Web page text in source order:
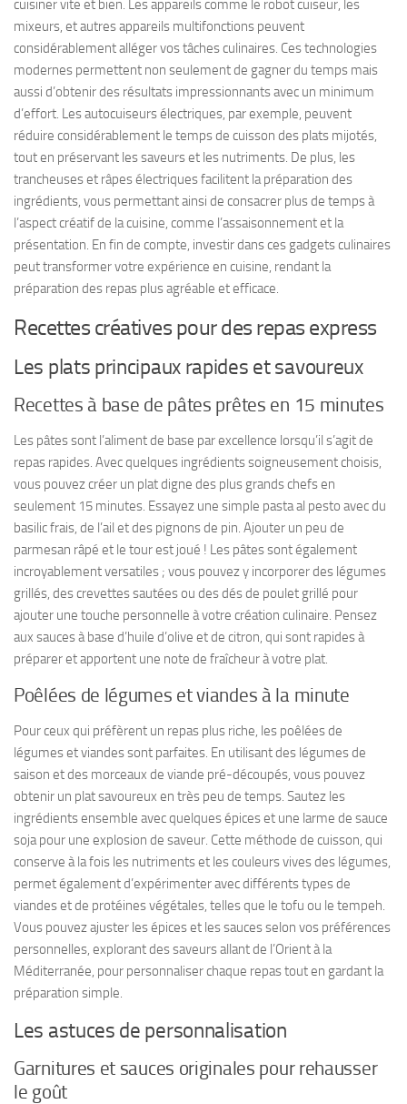
cuisiner vite et bien. Les appareils comme le robot cuiseur, les
mixeurs, et autres appareils multifonctions peuvent
considérablement alléger vos tâches culinaires. Ces technologies
modernes permettent non seulement de gagner du temps mais
aussi d’obtenir des résultats impressionnants avec un minimum
d’effort. Les autocuiseurs électriques, par exemple, peuvent
réduire considérablement le temps de cuisson des plats mijotés,
tout en préservant les saveurs et les nutriments. De plus, les
trancheuses et râpes électriques facilitent la préparation des
ingrédients, vous permettant ainsi de consacrer plus de temps à
l’aspect créatif de la cuisine, comme l’assaisonnement et la
présentation. En fin de compte, investir dans ces gadgets culinaires
peut transformer votre expérience en cuisine, rendant la
préparation des repas plus agréable et efficace.
Recettes créatives pour des repas express
Les plats principaux rapides et savoureux
Recettes à base de pâtes prêtes en 15 minutes
Les pâtes sont l’aliment de base par excellence lorsqu’il s’agit de
repas rapides. Avec quelques ingrédients soigneusement choisis,
vous pouvez créer un plat digne des plus grands chefs en
seulement 15 minutes. Essayez une simple pasta al pesto avec du
basilic frais, de l’ail et des pignons de pin. Ajouter un peu de
parmesan râpé et le tour est joué ! Les pâtes sont également
incroyablement versatiles ; vous pouvez y incorporer des légumes
grillés, des crevettes sautées ou des dés de poulet grillé pour
ajouter une touche personnelle à votre création culinaire. Pensez
aux sauces à base d’huile d’olive et de citron, qui sont rapides à
préparer et apportent une note de fraîcheur à votre plat.
Poêlées de légumes et viandes à la minute
Pour ceux qui préfèrent un repas plus riche, les poêlées de
légumes et viandes sont parfaites. En utilisant des légumes de
saison et des morceaux de viande pré-découpés, vous pouvez
obtenir un plat savoureux en très peu de temps. Sautez les
ingrédients ensemble avec quelques épices et une larme de sauce
soja pour une explosion de saveur. Cette méthode de cuisson, qui
conserve à la fois les nutriments et les couleurs vives des légumes,
permet également d’expérimenter avec différents types de
viandes et de protéines végétales, telles que le tofu ou le tempeh.
Vous pouvez ajuster les épices et les sauces selon vos préférences
personnelles, explorant des saveurs allant de l’Orient à la
Méditerranée, pour personnaliser chaque repas tout en gardant la
préparation simple.
Les astuces de personnalisation
Garnitures et sauces originales pour rehausser
le goût